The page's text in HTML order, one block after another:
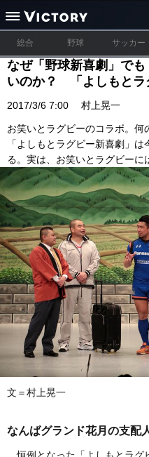
総合 野球 サッカー
なぜ「野球新喜劇」で
いのか？ 「よしもとラ
2017/3/6 7:00 村上晃一
お笑いとラグビーのコラボ。何
「よしもとラグビー新喜劇」
る。実は、お笑いとラグビーに
文＝村上晃一
なんばグランド花月の支配